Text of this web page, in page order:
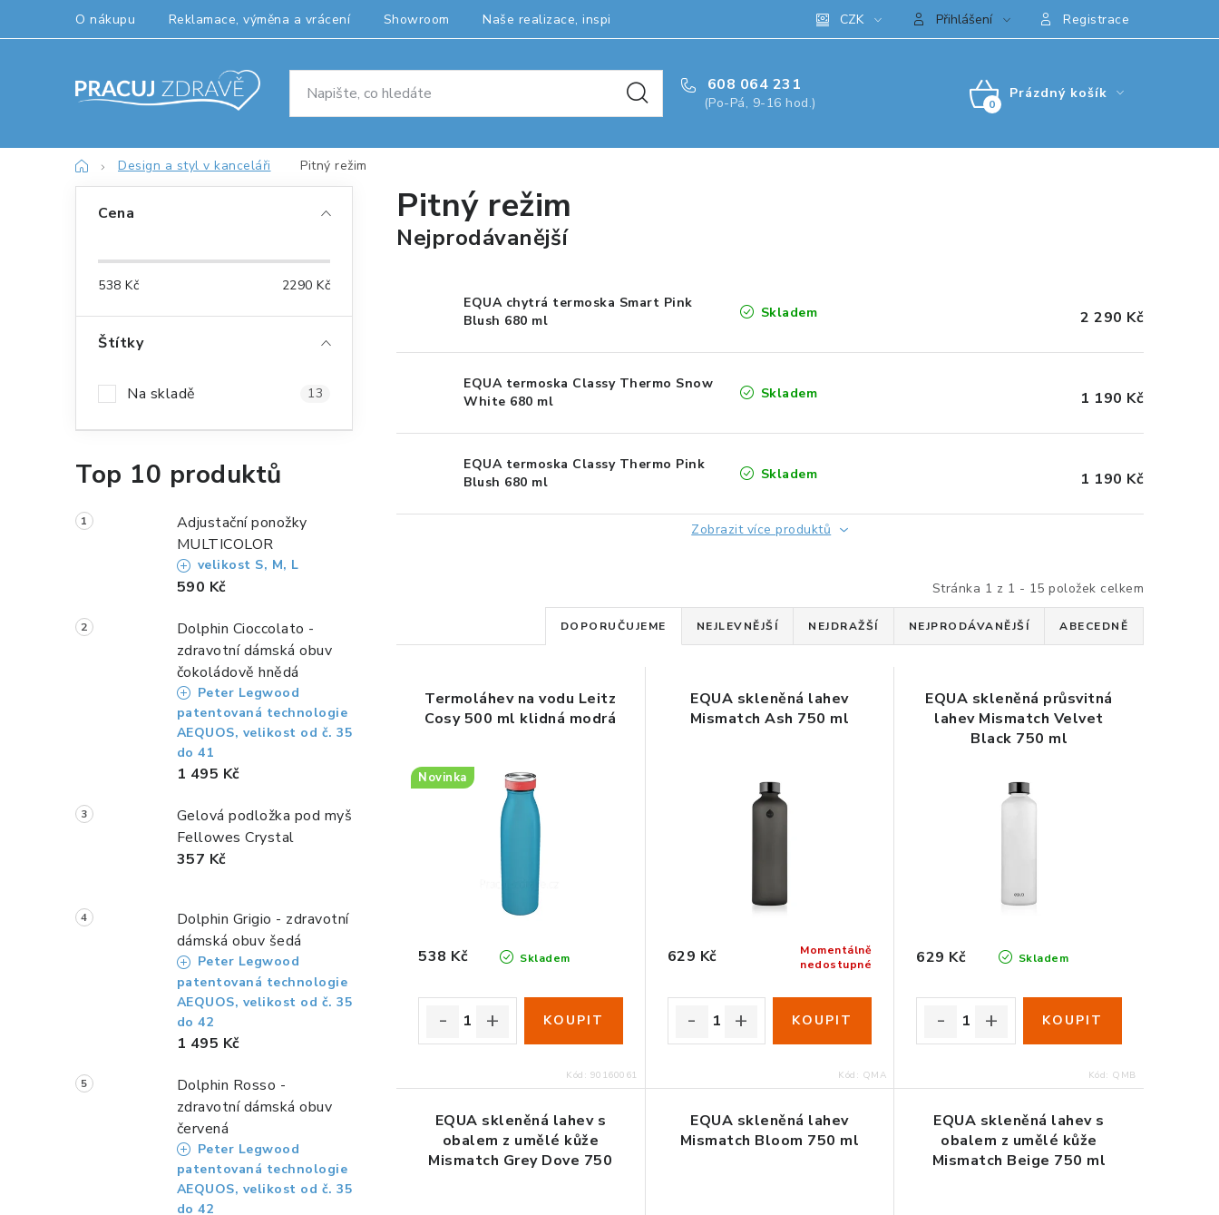
O nákupu Reklamace, výměna a vrácení Showroom Naše realizace, inspirace a návody CZK Přihlášení Registrace
608 064 231
(Po-Pá, 9-16 hod.)
NÁKUPNÍ
Prázdný košík
DomůDesign a styl v kanceláři Pitný režim
t
n
í
p
e
Cena
538 Kč 2290 Kč
Štítky
Na skladě 13
Top 10 produktů
Adjustační ponožky
MULTICOLOR
velikost S, M, L
590 Kč
Dolphin Cioccolato -
zdravotní dámská obuv
čokoládově hnědá
Peter Legwood
patentovaná technologie
AEQUOS, velikost od č. 35
do 41
1 495 Kč
Gelová podložka pod myš
Fellowes Crystal
357 Kč
Dolphin Grigio - zdravotní
dámská obuv šedá
Peter Legwood
patentovaná technologie
AEQUOS, velikost od č. 35
do 42
1 495 Kč
Dolphin Rosso -
zdravotní dámská obuv
červená
Peter Legwood
patentovaná technologie
AEQUOS, velikost od č. 35
do 42
Pitný režim
Nejprodávanější
EQUA chytrá termoska Smart Pink
Blush 680 ml
Skladem 2 290 Kč
EQUA termoska Classy Thermo Snow
White 680 ml
Skladem 1 190 Kč
EQUA termoska Classy Thermo Pink
Blush 680 ml
Skladem 1 190 Kč
Zobrazit více produktů
Stránka 1 z 1 - 15 položek celkem
Ř
a
z
e
u
k
t
DOPORUČUJEME NEJLEVNĚJŠÍ NEJDRAŽŠÍ NEJPRODÁVANĚJŠÍ ABECEDNĚ
ů
Termoláhev na vodu Leitz
Cosy 500 ml klidná modrá
Novinka
Skladem
538 Kč
Kód: 90160061
EQUA skleněná lahev
Mismatch Ash 750 ml
Momentálně
nedostupné
629 Kč
Kód: QMA
EQUA skleněná průsvitná
lahev Mismatch Velvet
Black 750 ml
Skladem
629 Kč
Kód: QMB
EQUA skleněná lahev s
obalem z umělé kůže
Mismatch Grey Dove 750
EQUA skleněná lahev
Mismatch Bloom 750 ml
EQUA skleněná lahev s
obalem z umělé kůže
Mismatch Beige 750 ml